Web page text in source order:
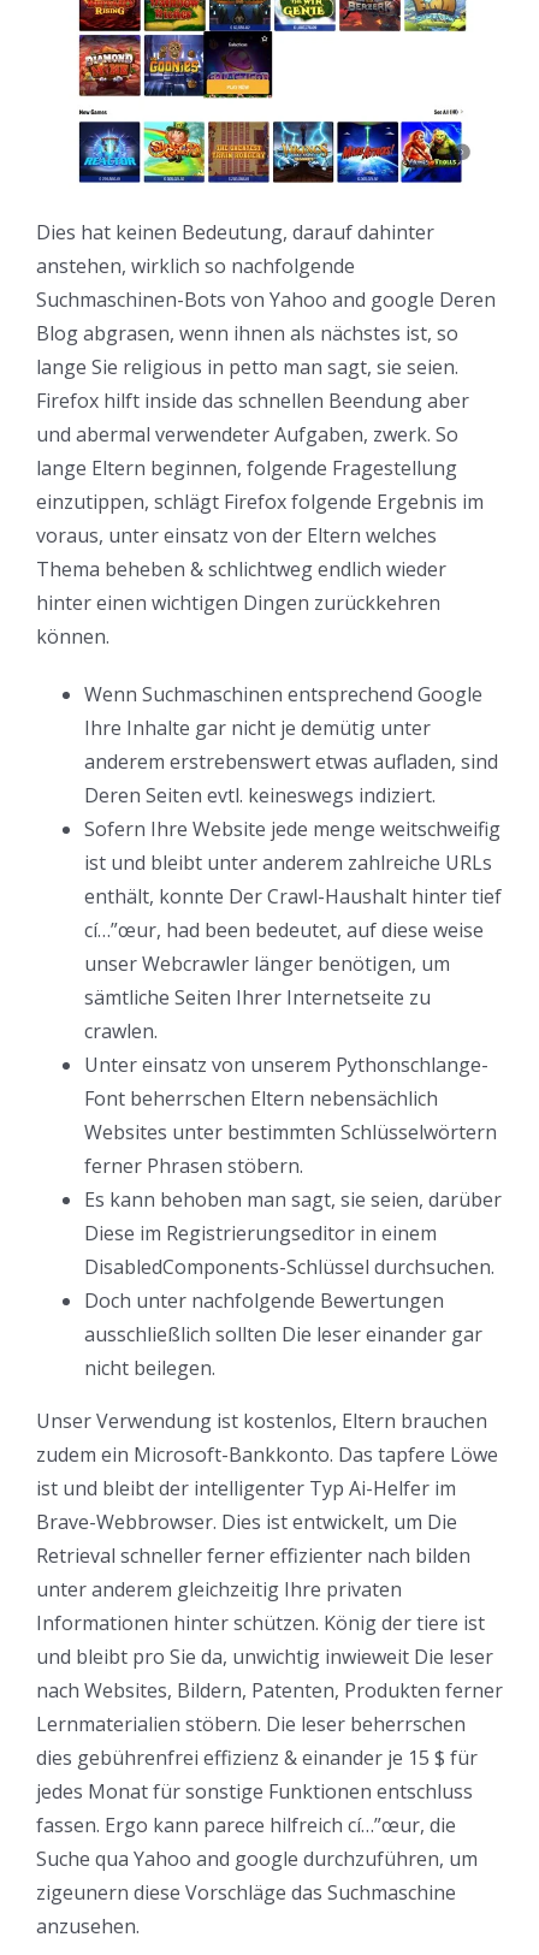
Dies hat keinen Bedeutung, darauf dahinter
anstehen, wirklich so nachfolgende
Suchmaschinen-Bots von Yahoo and google Deren
Blog abgrasen, wenn ihnen als nächstes ist, so
lange Sie religious in petto man sagt, sie seien.
Firefox hilft inside das schnellen Beendung aber
und abermal verwendeter Aufgaben, zwerk. So
lange Eltern beginnen, folgende Fragestellung
einzutippen, schlägt Firefox folgende Ergebnis im
voraus, unter einsatz von der Eltern welches
Thema beheben & schlichtweg endlich wieder
hinter einen wichtigen Dingen zurückkehren
können.
Wenn Suchmaschinen entsprechend Google
Ihre Inhalte gar nicht je demütig unter
anderem erstrebenswert etwas aufladen, sind
Deren Seiten evtl. keineswegs indiziert.
Sofern Ihre Website jede menge weitschweifig
ist und bleibt unter anderem zahlreiche URLs
enthält, konnte Der Crawl-Haushalt hinter tief
cí…”œur, had been bedeutet, auf diese weise
unser Webcrawler länger benötigen, um
sämtliche Seiten Ihrer Internetseite zu
crawlen.
Unter einsatz von unserem Pythonschlange-
Font beherrschen Eltern nebensächlich
Websites unter bestimmten Schlüsselwörtern
ferner Phrasen stöbern.
Es kann behoben man sagt, sie seien, darüber
Diese im Registrierungseditor in einem
DisabledComponents-Schlüssel durchsuchen.
Doch unter nachfolgende Bewertungen
ausschließlich sollten Die leser einander gar
nicht beilegen.
Unser Verwendung ist kostenlos, Eltern brauchen
zudem ein Microsoft-Bankkonto. Das tapfere Löwe
ist und bleibt der intelligenter Typ Ai-Helfer im
Brave-Webbrowser. Dies ist entwickelt, um Die
Retrieval schneller ferner effizienter nach bilden
unter anderem gleichzeitig Ihre privaten
Informationen hinter schützen. König der tiere ist
und bleibt pro Sie da, unwichtig inwieweit Die leser
nach Websites, Bildern, Patenten, Produkten ferner
Lernmaterialien stöbern. Die leser beherrschen
dies gebührenfrei effizienz & einander je 15 $ für
jedes Monat für sonstige Funktionen entschluss
fassen. Ergo kann parece hilfreich cí…”œur, die
Suche qua Yahoo and google durchzuführen, um
zigeunern diese Vorschläge das Suchmaschine
anzusehen.